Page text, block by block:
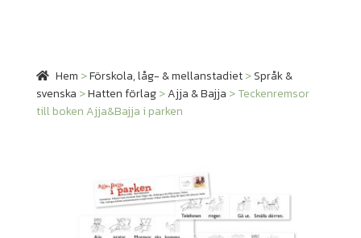
Hem >Förskola, låg- & mellanstadiet>Språk &
svenska >Hatten förlag>Ajja & Bajja >Teckenremsor
till boken Ajja&Bajja i parken